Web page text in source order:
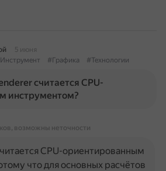
5 июня
#Графика #Технологии
считается CPU-
инструментом?
возможны неточности
CPU-ориентированным
что для основных расчётов